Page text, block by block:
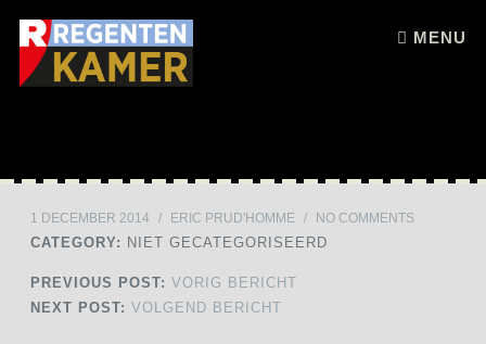
MENU
Skip to content
1 DECEMBER 2014 / ERIC PRUD'HOMME / NO COMMENTS
CATEGORY: NIET GECATEGORISEERD
PREVIOUS POST: VORIG BERICHT
NEXT POST: VOLGEND BERICHT